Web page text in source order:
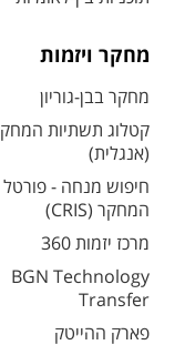
מחקר ויזמות
מחקר בבן-גוריון
קטלוג תשתיות
(אנגלית)
חיפוש מנחה - פורטל
המחקר (CRIS)
מרכז יזמות 360
BGN Technology
Transfer
פארק ההייטק